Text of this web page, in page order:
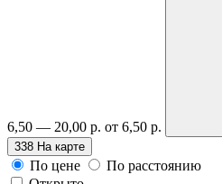
6,50 — 20,00 р. от 6,50 р.
338 На карте
По цене
По расстоянию